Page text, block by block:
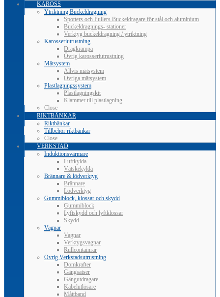
KAROSS
Ytriktning Buckeldragning
Spotters och Pullers Buckeldragare för stål och aluminium
Buckeldragnings- stationer
Verktyg buckeldragning / ytriktning
Karosseriutrustning
Dragkrampa
Övrig karosseriutrustning
Mätsystem
Allvis mätsystem
Övriga mätsystem
Plastlagningssystem
Plastlagningskit
Klammer till plastlagning
Close
RIKTBÄNKAR
Riktbänkar
Tillbehör riktbänkar
Close
VERKSTAD
Induktionsvärmare
Luftkylda
Vätskekylda
Brännare & lödverktyg
Brännare
Lödverktyg
Gummiblock, klossar och skydd
Gummiblock
Lyftskydd och lyftklossar
Skydd
Vagnar
Vagnar
Verktygsvagnar
Rullcontainrar
Övrig Verkstadsutrustning
Domkrafter
Gängsatser
Gängutdragare
Kabelutlösare
Måttband